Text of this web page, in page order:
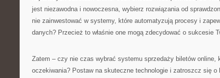
jest niezawodna i nowoczesna, wybierz rozwiązania od
nie zainwestować w systemy, które automatyzują procesy i
danych? Przecież to właśnie one mogą zdecydować o sukcesie
Zatem – czy nie czas wybrać systemu sprzedaży biletów online,
oczekiwania? Postaw na skuteczne technologie i zatroszcz się